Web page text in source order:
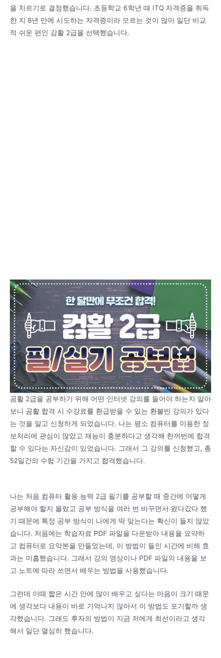
을 치르기로 결정했습니다. 초등학교 6학년 때 ITQ 자격증을 취득
한 지 8년 만에 시도하는 자격증이라 모르는 것이 많아 일단 비교
적 쉬운 편인 감활 2급을 선택했습니다.
곰활 2급을 공부하기 위해 어떤 인터넷 강의를 들어야 하는지 알아
보니 곰활 합격 시 수강료를 환급받을 수 있는 환불반 강의가 있다
는 것을 알고 신청하게 되었습니다. 나는 평소 컴퓨터를 이용한 정
보처리에 관심이 많았고 재능이 충분하다고 생각해 한꺼번에 합격
할 수 있다는 자신감이 있었습니다. 그래서 그 강의를 신청했고, 총
52일간의 수험 기간을 가지고 합격했습니다.
나는 처음 컴퓨터 활용 능력 2급 필기를 공부할 때 중간에 어떻게
공부해야 할지 몰랐고 공부 방식을 여러 번 바꾸면서 왔다갔다 했
기 때문에 특정 공부 방식이 나에게 딱 맞는다는 확신이 들지 않았
습니다. 처음에는 학습자료 PDF 파일을 다운받아 내용을 요약하
고 컴퓨터로 요약본을 만들었는데, 이 방법이 들인 시간에 비해 효
과는 미흡했습니다. 그래서 강의 영상이나 PDF 파일의 내용을 보
고 노트에 따라 쓰면서 배우는 방법을 사용했습니다.
그런데 이때 짧은 시간 안에 많이 배우고 싶다는 마음이 크기 때문
에 생각보다 내용이 바로 기억나지 않아서 이 방법도 포기할까 생
각했습니다. 그래도 후자의 방법이 지금 저에게 최선이라고 생각
해서 일단 열심히 했습니다.